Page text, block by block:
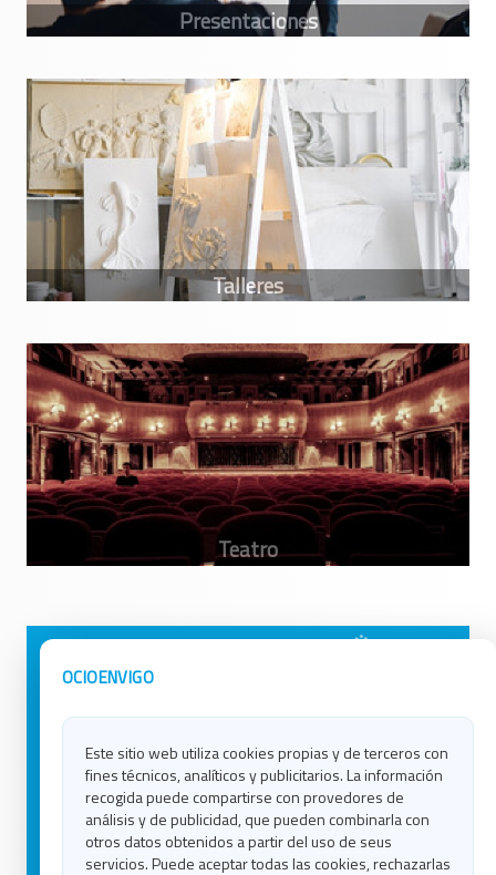
OCIOENVIGO
Este sitio web utiliza cookies propias y de terceros con
fines técnicos, analíticos y publicitarios. La información
recogida puede compartirse con provedores de
análisis y de publicidad, que pueden combinarla con
otros datos obtenidos a partir del uso de seus
servicios. Puede aceptar todas las cookies, rechazarlas
Avisos Legales
Contacto
Política de Cookies
Ocio en Lugo
Ocio en Ourense
Ocio en Pontevedra
Ocio en Santiago
Ocio en Vigo